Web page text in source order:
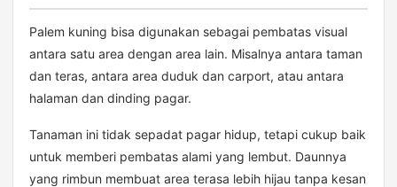
Palem kuning bisa digunakan sebagai pembatas visual
antara satu area dengan area lain. Misalnya antara taman
dan teras, antara area duduk dan carport, atau antara
halaman dan dinding pagar.
Tanaman ini tidak sepadat pagar hidup, tetapi cukup baik
untuk memberi pembatas alami yang lembut. Daunnya
yang rimbun membuat area terasa lebih hijau tanpa kesan